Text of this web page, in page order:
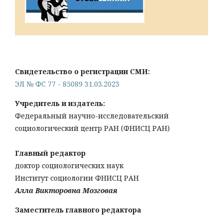
Свидетельство о регистрации СМИ:
ЭЛ № ФС 77 - 85089 31.03.2023
Учредитель и издатель:
Федеральный научно-исследовательский
социологический центр РАН (ФНИСЦ РАН)
Главный редактор
доктор социологических наук
Институт социологии ФНИСЦ РАН
Алла Викторовна Мозговая
Заместитель главного редактора